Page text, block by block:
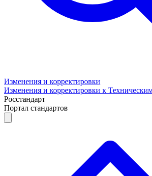
Изменения и корректировки
Изменения и корректировки к
Росстандарт
Портал стандартов